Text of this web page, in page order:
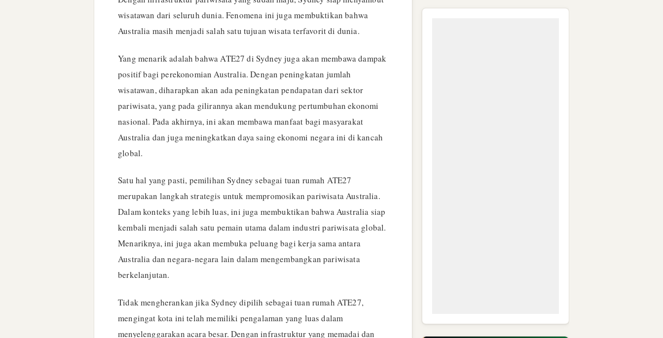
wisatawan dari seluruh dunia. Fenomena ini juga membuktikan bahwa
Australia masih menjadi salah satu tujuan wisata terfavorit di dunia.
Yang menarik adalah bahwa ATE27 di Sydney juga akan membawa dampak
positif bagi perekonomian Australia. Dengan peningkatan jumlah
wisatawan, diharapkan akan ada peningkatan pendapatan dari sektor
pariwisata, yang pada gilirannya akan mendukung pertumbuhan ekonomi
nasional. Pada akhirnya, ini akan membawa manfaat bagi masyarakat
Australia dan juga meningkatkan daya saing ekonomi negara ini di kancah
global.
Satu hal yang pasti, pemilihan Sydney sebagai tuan rumah ATE27
merupakan langkah strategis untuk mempromosikan pariwisata Australia.
Dalam konteks yang lebih luas, ini juga membuktikan bahwa Australia siap
kembali menjadi salah satu pemain utama dalam industri pariwisata global.
Menariknya, ini juga akan membuka peluang bagi kerja sama antara
Australia dan negara-negara lain dalam mengembangkan pariwisata
berkelanjutan.
Tidak mengherankan jika Sydney dipilih sebagai tuan rumah ATE27,
mengingat kota ini telah memiliki pengalaman yang luas dalam
menyelenggarakan acara besar. Dengan infrastruktur yang memadai dan